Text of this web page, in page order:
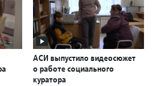
АСИ выпустило видеосюжет
о работе социального
куратора